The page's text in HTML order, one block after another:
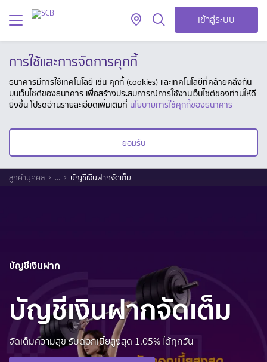
เข้าสู่ระบบ
การใช้และการจัดการคุกกี้
ธนาคารมีการใช้เทคโนโลยี เช่น คุกกี้ (cookies) และเทคโนโลยีที่คล้ายคลึงกัน
บนเว็บไซต์ของธนาคาร เพื่อสร้างประสบการณ์การใช้งานเว็บไซต์ของท่านให้ดี
ยิ่งขึ้น โปรดอ่านรายละเอียดเพิ่มเติมที่ นโยบายการใช้คุกกี้ของธนาคาร
ยอมรับ
ลูกค้าบุคคล ... บัญชีเงินฝากจัดเต็ม
บัญชีเงินฝาก
บัญชีเงินฝากจัดเต็ม
จัดเต็มความสุข รับดอกเบี้ยสูงสุด 1.05% ได้ทุกวัน